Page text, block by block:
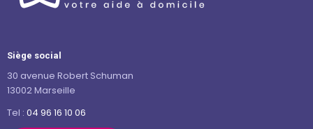
Siège social
30 avenue Robert Schuman
13002 Marseille
Tel : 04 96 16 10 06